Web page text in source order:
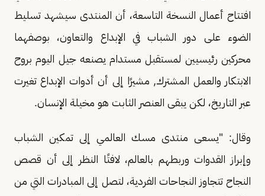
افتتاح أعمال النسخة التاسعة، أن المنتدى سيشهد تسليط
الضوء على دور الشباب في الإبداع والتعاون، بوصفهما
محركين رئيسيين لمستقبل مستدام يصنعه جيل اليوم بروح
الابتكار والعمل المشترك, مشيرًا إلى أن أدوات الإبداع تغيرت
عبر التاريخ، لكن يبقى العنصر الثابت هو مخيلة الإنسان.
وقال: "يسعى منتدى مسك العالمي إلى تمكين الشباب
وإبراز القدوات وربطهم بالعالم، لافتًا النظر إلى أن قصص
النجاح تتجاوز النجاحات الفردية، لتصل إلى المبادرات التي من